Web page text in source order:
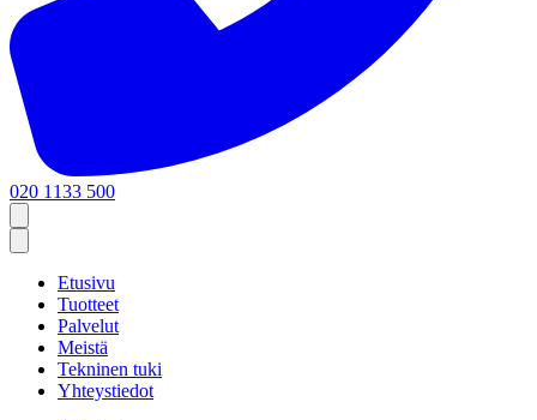
020 1133 500
Etusivu
Tuotteet
Palvelut
Meistä
Tekninen tuki
Yhteystiedot